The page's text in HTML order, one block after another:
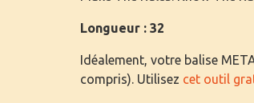
Longueur : 32
Idéalement, votre balise
compris). Utilisez cet outil